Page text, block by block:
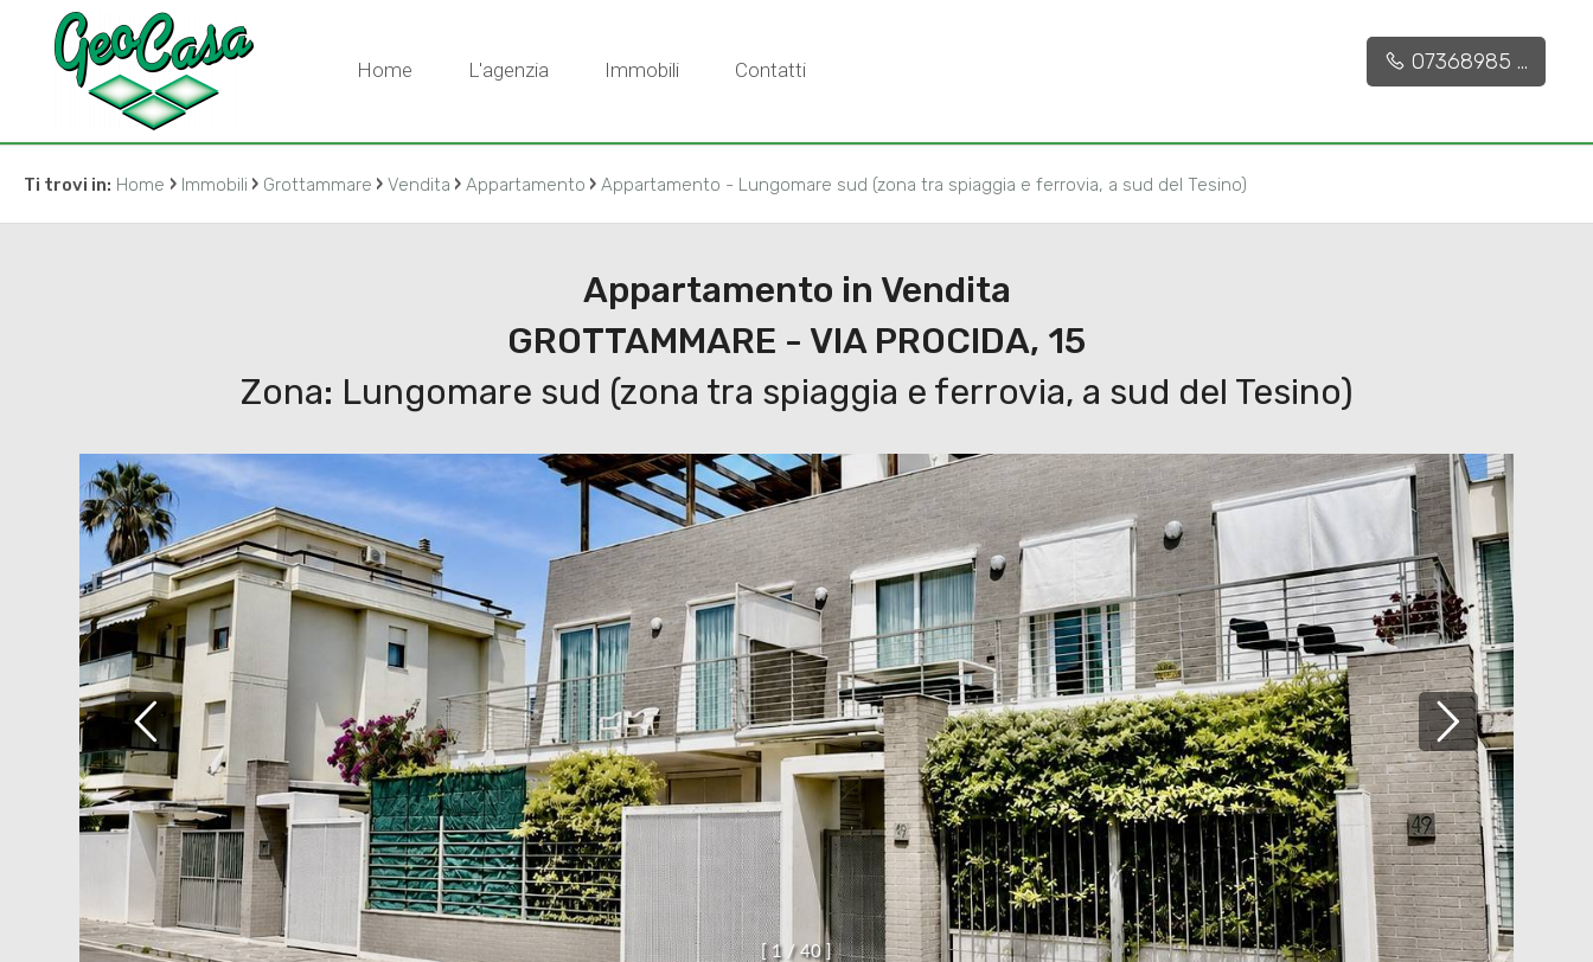
Home L'agenzia Immobili Contatti 07368985 ...
Ti trovi in: Home › Immobili › Grottammare › Vendita › Appartamento › Appartamento - Lungomare sud (zona tra spiaggia e ferrovia, a sud del Tesino)
Appartamento in Vendita
GROTTAMMARE - VIA PROCIDA, 15
Zona: Lungomare sud (zona tra spiaggia e ferrovia, a sud del Tesino)
[ 1 / 40 ]